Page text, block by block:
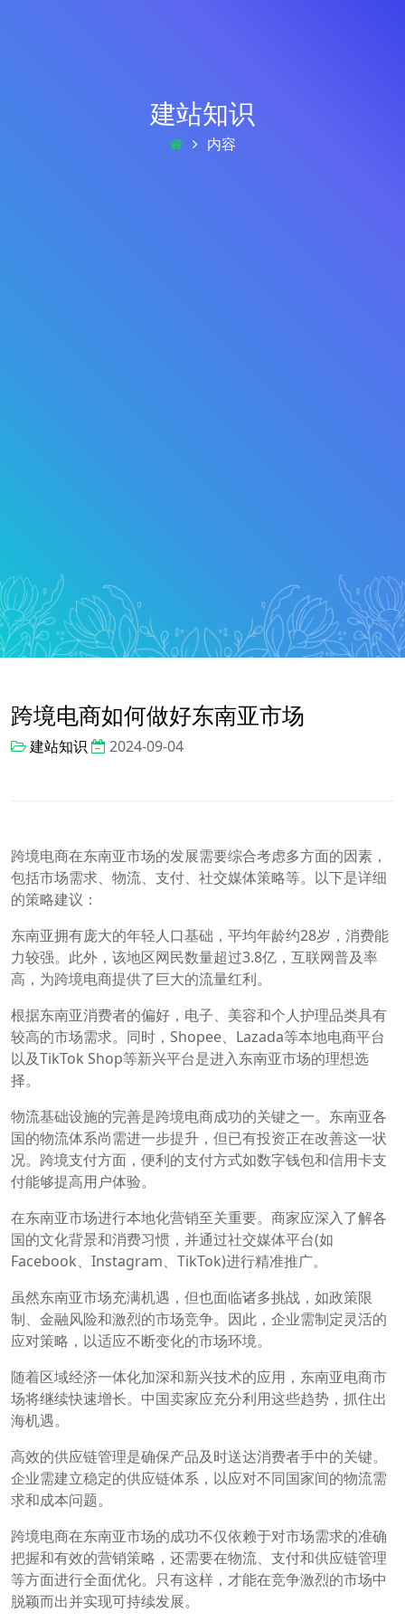
建站知识
内容
跨境电商如何做好东南亚市场
建站知识 2024-09-04
跨境电商在东南亚市场的发展需要综合考虑多方面的因素，
包括市场需求、物流、支付、社交媒体策略等。以下是详细
的策略建议：
东南亚拥有庞大的年轻人口基础，平均年龄约28岁，消费能
力较强。此外，该地区网民数量超过3.8亿，互联网普及率
高，为跨境电商提供了巨大的流量红利。
根据东南亚消费者的偏好，电子、美容和个人护理品类具有
较高的市场需求。同时，Shopee、Lazada等本地电商平台
以及TikTok Shop等新兴平台是进入东南亚市场的理想选
择。
物流基础设施的完善是跨境电商成功的关键之一。东南亚各
国的物流体系尚需进一步提升，但已有投资正在改善这一状
况。跨境支付方面，便利的支付方式如数字钱包和信用卡支
付能够提高用户体验。
在东南亚市场进行本地化营销至关重要。商家应深入了解各
国的文化背景和消费习惯，并通过社交媒体平台(如
Facebook、Instagram、TikTok)进行精准推广。
虽然东南亚市场充满机遇，但也面临诸多挑战，如政策限
制、金融风险和激烈的市场竞争。因此，企业需制定灵活的
应对策略，以适应不断变化的市场环境。
随着区域经济一体化加深和新兴技术的应用，东南亚电商市
场将继续快速增长。中国卖家应充分利用这些趋势，抓住出
海机遇。
高效的供应链管理是确保产品及时送达消费者手中的关键。
企业需建立稳定的供应链体系，以应对不同国家间的物流需
求和成本问题。
跨境电商在东南亚市场的成功不仅依赖于对市场需求的准确
把握和有效的营销策略，还需要在物流、支付和供应链管理
等方面进行全面优化。只有这样，才能在竞争激烈的市场中
脱颖而出并实现可持续发展。